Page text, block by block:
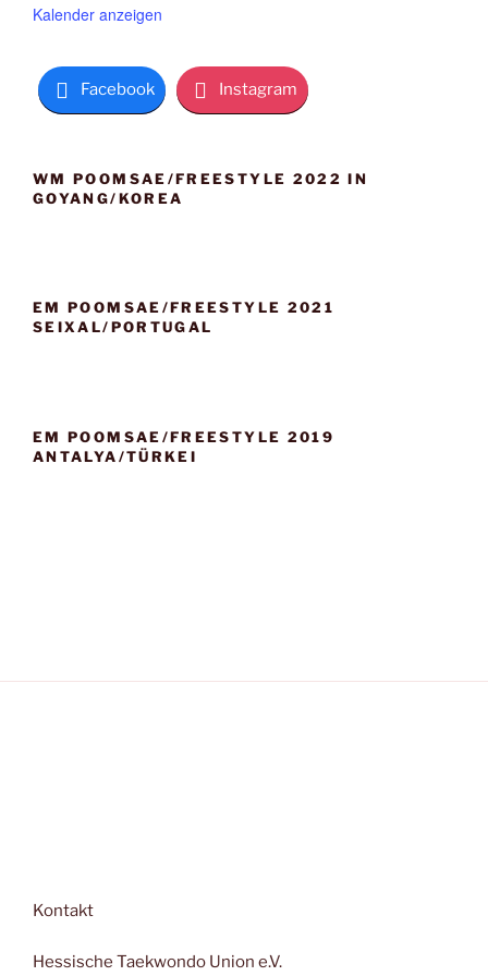
o
n
o
e
h
o
b
Kalender anzeigen
Facebook Instagram
WM POOMSAE/FREESTYLE 2022 IN
GOYANG/KOREA
EM POOMSAE/FREESTYLE 2021
SEIXAL/PORTUGAL
EM POOMSAE/FREESTYLE 2019
ANTALYA/TÜRKEI
Kontakt
Hessische Taekwondo Union e.V.